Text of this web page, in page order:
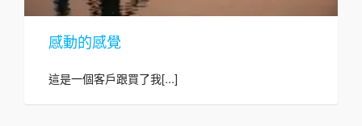
感動的感覺
這是一個客戶跟買了我[...]